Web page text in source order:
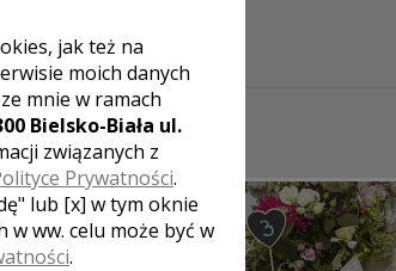
jak też na
moich danych
mnie w ramach
Bielsko-Biała ul.
związanych z
Prywatności.
lub [x] w tym oknie
ww. celu może być w
.